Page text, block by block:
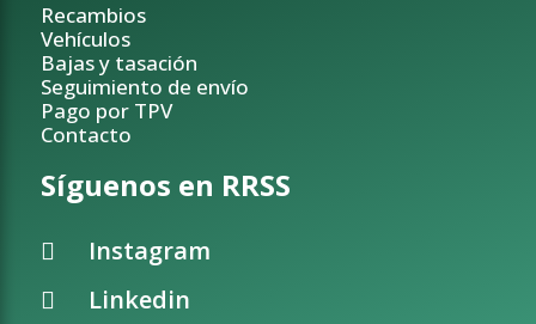
Recambios
Vehículos
Bajas y tasación
Seguimiento de envío
Pago por TPV
Contacto
Síguenos en RRSS
Instagram
Linkedin